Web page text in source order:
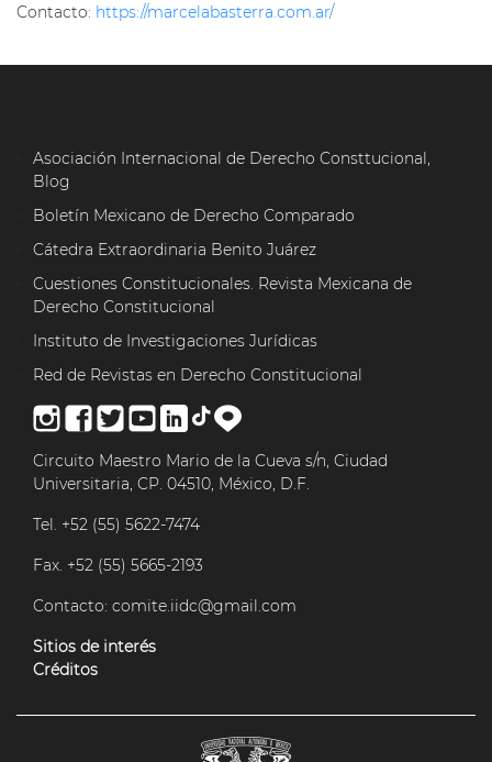
Contacto: https://marcelabasterra.com.ar/
Asociación Internacional de Derecho Consttucional,
Blog
Boletín Mexicano de Derecho Comparado
Cátedra Extraordinaria Benito Juárez
Cuestiones Constitucionales. Revista Mexicana de
Derecho Constitucional
Instituto de Investigaciones Jurídicas
Red de Revistas en Derecho Constitucional
Circuito Maestro Mario de la Cueva s/n, Ciudad
Universitaria, CP. 04510, México, D.F.
Tel. +52 (55) 5622-7474
Fax. +52 (55) 5665-2193
Contacto: comite.iidc@gmail.com
Sitios de interés
Créditos